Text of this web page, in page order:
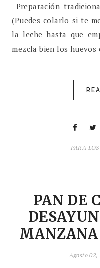
Preparación
(Puedes colarlo si te
la leche hasta que
mezcla bien los huevos
PARA
PAN DE
Agosto 02,